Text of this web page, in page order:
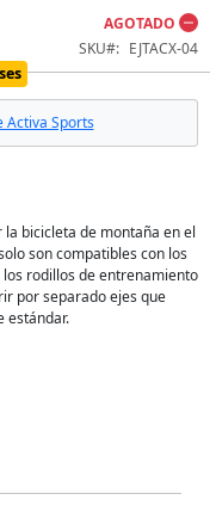
AGOTADO
SKU
EJTACX-04
Activa Sports
bicicleta de montaña en el
son compatibles con los
rodillos de entrenamiento
por separado ejes que
estándar.